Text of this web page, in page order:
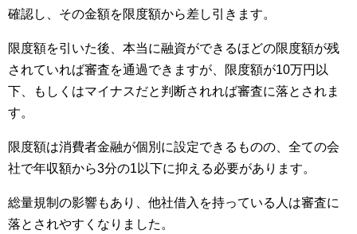
確認し、その金額を限度額から差し引きます。
限度額を引いた後、本当に融資ができるほどの限度額が残
されていれば審査を通過できますが、限度額が10万円以
下、もしくはマイナスだと判断されれば審査に落とされま
す。
限度額は消費者金融が個別に設定できるものの、全ての会
社で年収額から3分の1以下に抑える必要があります。
総量規制の影響もあり、他社借入を持っている人は審査に
落とされやすくなりました。